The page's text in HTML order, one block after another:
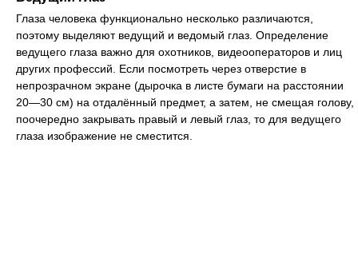
Глаза человека функционально несколько различаются,
поэтому выделяют ведущий и ведомый глаз. Определение
ведущего глаза важно для охотников, видеооператоров и лиц
других профессий. Если посмотреть через отверстие в
непрозрачном экране (дырочка в листе бумаги на расстоянии
20—30 см) на отдалённый предмет, а затем, не смещая голову,
поочередно закрывать правый и левый глаз, то для ведущего
глаза изображение не сместится.